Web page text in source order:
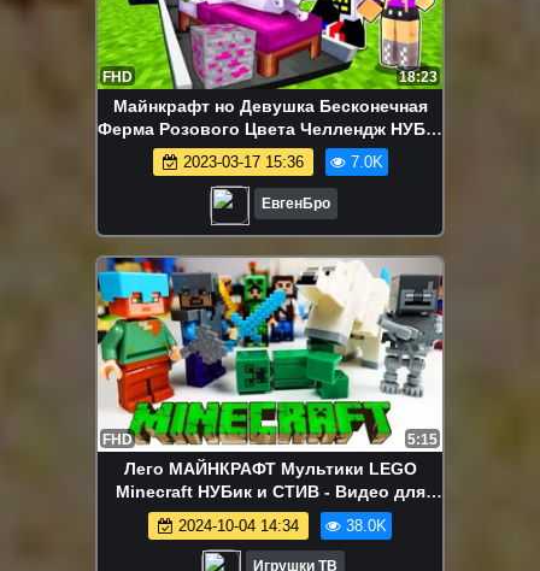
FHD 18:23
Майнкрафт но Девушка Бесконечная
Ферма Розового Цвета Челлендж НУБ И
ПРО ВИДЕО ТРОЛЛИНГ MINECRAFT
2023-03-17 15:36 7.0K
ЕвгенБро
FHD 5:15
Лего МАЙНКРАФТ Мультики LEGO
Minecraft НУБик и СТИВ - Видео для
Детей Мультфильмы ЛЕГО Майнкрафт
2024-10-04 14:34 38.0K
Игрушки ТВ